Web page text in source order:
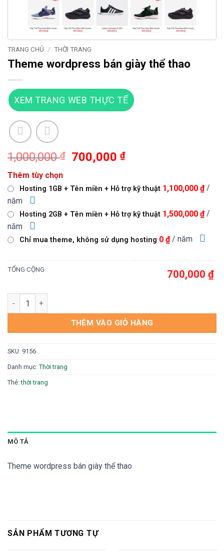
TRANG CHỦ / THỜI TRANG
Theme wordpress bán giày thể thao
XEM TRANG WEB THỰC TẾ
1,000,000₫
Giá
1,000,000 ₫.
700,000₫Giá
là:
Thêm tùy chọn
Hosting 1GB + Tên miền + Hỗ trợ kỹ thuật 1,100,000 ₫ /
năm
Hosting 2GB + Tên miền + Hỗ trợ kỹ thuật 1,500,000 ₫ /
năm
Chỉ mua theme, không sử dụng hosting 0 ₫ / năm
TỔNG CỘNG 700,000 ₫
Theme wordpress bán giày thể thao số lượng
THÊM VÀO GIỎ HÀNG
SKU: 9156
Danh mục: Thời trang
Thẻ:thời trang
MÔ TẢ
Theme wordpress bán giày thể thao
SẢN PHẨM TƯƠNG TỰ